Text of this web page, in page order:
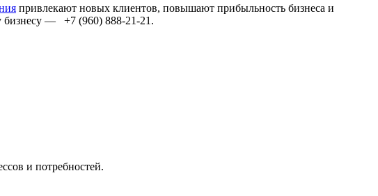
привлекают новых клиентов, повышают прибыльность бизнеса и
бизнесу — +7 (960) 888-21-21.
и потребностей.